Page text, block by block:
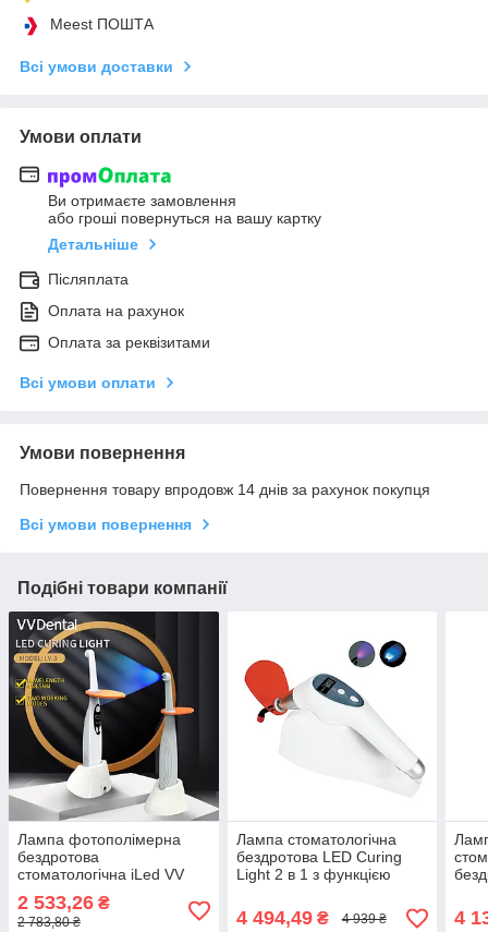
Meest ПОШТА
Всі умови доставки
Умови оплати
Ви отримаєте замовлення
або гроші повернуться на вашу картку
Детальніше
Післяплата
Оплата на рахунок
Оплата за реквізитами
Всі умови оплати
Умови повернення
Повернення товару впродовж 14 днів за рахунок покупця
Всі умови повернення
Подібні товари компанії
Лампа фотополімерна
бездротова
стоматологічна iLed VV
Dental LV3 (1000-2200
мВт/см2) на підставці
2 533,26 ₴
2 783,80 ₴
Лампа стоматологічна
бездротова LED Curing
Light 2 в 1 з функцією
2000 мВт/см2
4 494,49₴ 4 939 ₴ 4